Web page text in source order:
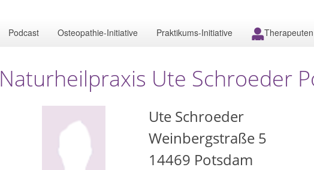
Podcast Osteopathie-Initiative Praktikums-Initiative
Naturheilpraxis Ute Schroeder
Ute Schroeder
Weinbergstraße 5
14469 Potsdam